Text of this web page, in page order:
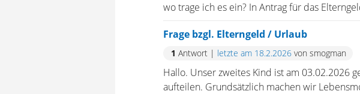
wo trage ich es ein? In Antrag für das
Frage bzgl. Elterngeld / Urlaub
1 Antwort | letzte am 18.2.2026 von smogman
Hallo. Unser zweites Kind ist am 03.02.2026
aufteilen. Grundsätzlich machen wir